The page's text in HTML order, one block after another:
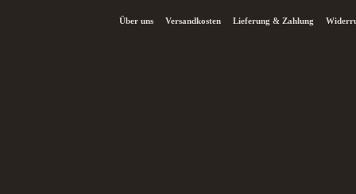
Über uns Versandkosten Lieferung & Zahlung